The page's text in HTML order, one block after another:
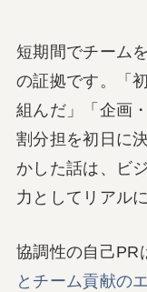
短期間でチーム
の証拠です。「
組んだ」「企画
割分担を初日に
かした話は、ビ
力としてリアル
協調性の自己PR
とチーム貢献の